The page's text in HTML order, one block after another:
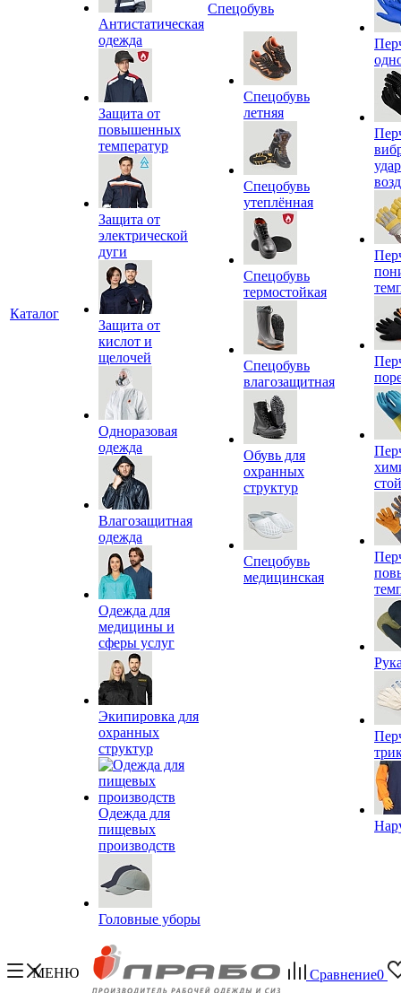
Каталог
Антистатическая
одежда
Защита от
повышенных
температур
Защита от
электрической
дуги
Защита от
кислот и
щелочей
Одноразовая
одежда
Влагозащитная
одежда
Одежда для
медицины и
сферы услуг
Экипировка для
охранных
структур
Одежда для
пищевых
производств
Головные уборы
Спецобувь
Спецобувь
летняя
Спецобувь
утеплённая
Спецобувь
термостойкая
Спецобувь
влагозащитная
Обувь для
охранных
структур
Спецобувь
медицинская
МЕНЮ Сравнение0